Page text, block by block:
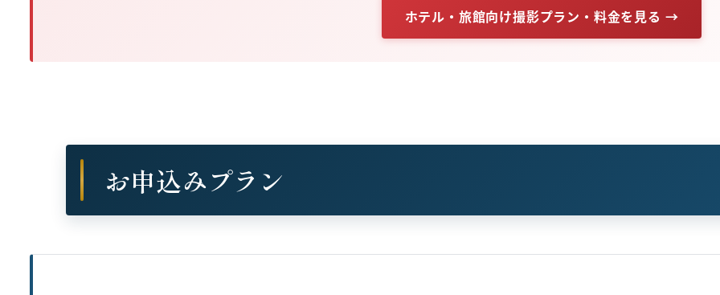
ホテル・旅館向け撮影プラン・料金を見る →
お申込みプラン